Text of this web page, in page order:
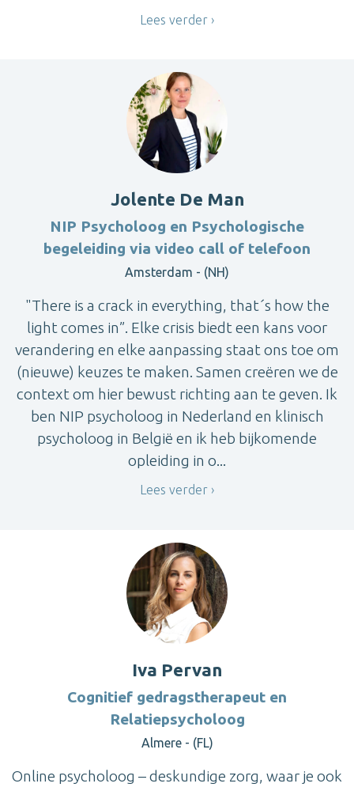
Lees verder
Jolente De Man
NIP Psycholoog en Psychologische
begeleiding via video call of telefoon
Amsterdam - (NH)
"There is a crack in everything, that´s how the
light comes in”. Elke crisis biedt een kans voor
verandering en elke aanpassing staat ons toe om
(nieuwe) keuzes te maken. Samen creëren we de
context om hier bewust richting aan te geven. Ik
ben NIP psycholoog in Nederland en klinisch
psycholoog in België en ik heb bijkomende
opleiding in o...
Lees verder
Iva Pervan
Cognitief gedragstherapeut en
Relatiepsycholoog
Almere - (FL)
Online psycholoog – deskundige zorg, waar je ook